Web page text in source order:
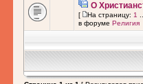
О
[ На страницу: 1
в форуме Религия